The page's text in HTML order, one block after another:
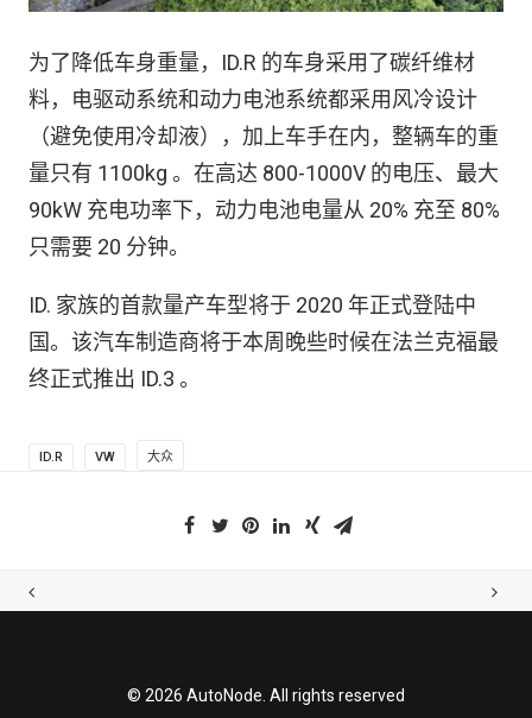
为了降低车身重量，ID.R 的车身采用了碳纤维材
料，电驱动系统和动力电池系统都采用风冷设计
（避免使用冷却液），加上车手在内，整辆车的重
量只有 1100kg 。在高达 800-1000V 的电压、最大
90kW 充电功率下，动力电池电量从 20% 充至 80%
只需要 20 分钟。
ID. 家族的首款量产车型将于 2020 年正式登陆中
国。该汽车制造商将于本周晚些时候在法兰克福最
终正式推出 ID.3 。
ID.R VW 大众
© 2026 AutoNode. All rights reserved